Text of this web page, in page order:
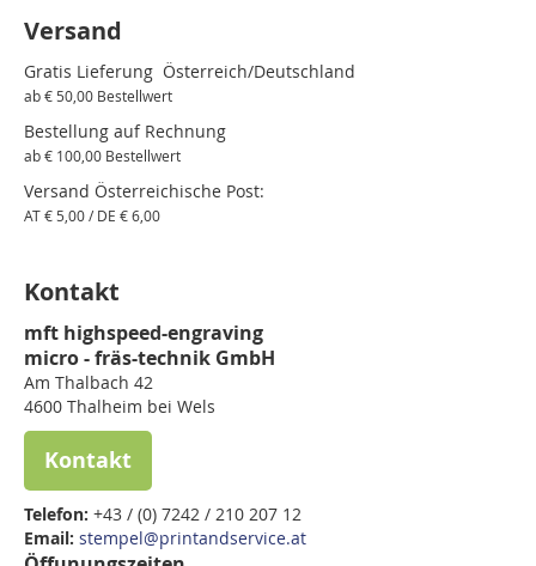
Versand
Gratis Lieferung Österreich/Deutschland
ab € 50,00 Bestellwert
Bestellung auf Rechnung
ab € 100,00 Bestellwert
Versand Österreichische Post:
AT € 5,00 / DE € 6,00
Kontakt
mft highspeed-engraving
micro - fräs-technik GmbH
Am Thalbach 42
4600 Thalheim bei Wels
Kontakt
Telefon: +43 / (0) 7242 / 210 207 12
Email: stempel@printandservice.at